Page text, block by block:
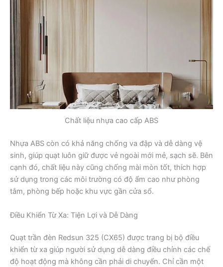
Chất liệu nhựa cao cấp ABS
Nhựa ABS còn có khả năng chống va đập và dễ dàng vệ
sinh, giúp quạt luôn giữ được vẻ ngoài mới mẻ, sạch sẽ. Bên
cạnh đó, chất liệu này cũng chống mài mòn tốt, thích hợp
sử dụng trong các môi trường có độ ẩm cao như phòng
tắm, phòng bếp hoặc khu vực gần cửa sổ.
Điều Khiển Từ Xa: Tiện Lợi và Dễ Dàng
Quạt trần đèn Redsun 325 (CX65) được trang bị bộ điều
khiển từ xa giúp người sử dụng dễ dàng điều chỉnh các chế
độ hoạt động mà không cần phải di chuyển. Chỉ cần một